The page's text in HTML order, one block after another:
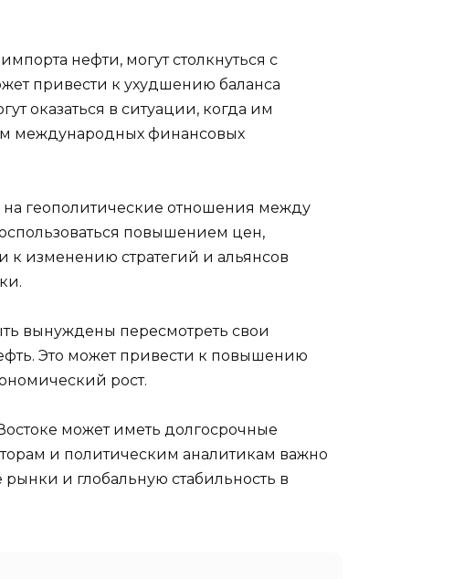
нефти, могут столкнуться с
привести к ухудшению баланса
оказаться в ситуации, когда им
международных финансовых
геополитические отношения между
повышением цен,
к изменению стратегий и альянсов
вынуждены пересмотреть свои
Это может привести к повышению
рост.
может иметь долгосрочные
и политическим аналитикам важно
и глобальную стабильность в